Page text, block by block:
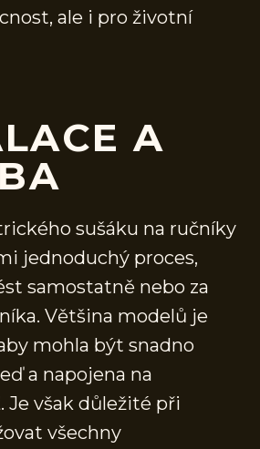
ale i pro životní
A
sušáku na ručníky
jednoduchý proces,
samostatně nebo za
Většina modelů je
mohla být snadno
a napojena na
Je však důležité při
všechny